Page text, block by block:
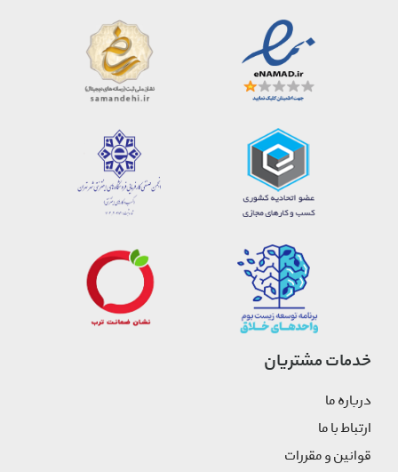
خدمات مشتریان
درباره ما
ارتباط با ما
قوانین و مقررات